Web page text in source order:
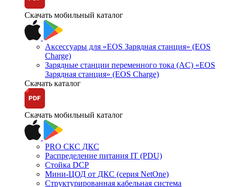
Скачать мобильный каталог
Аксессуары для «EOS Зарядная станция» (EOS
Charge)
Зарядные станции переменного тока (AC) «EOS
Зарядная станция» (EOS Charge)
Скачать каталог
Скачать мобильный каталог
PRO СКС ДКС
Распределение питания IT (PDU)
Стойка DCP
Мини-ЦОД от ДКС (серия NetOne)
Структурированная кабельная система